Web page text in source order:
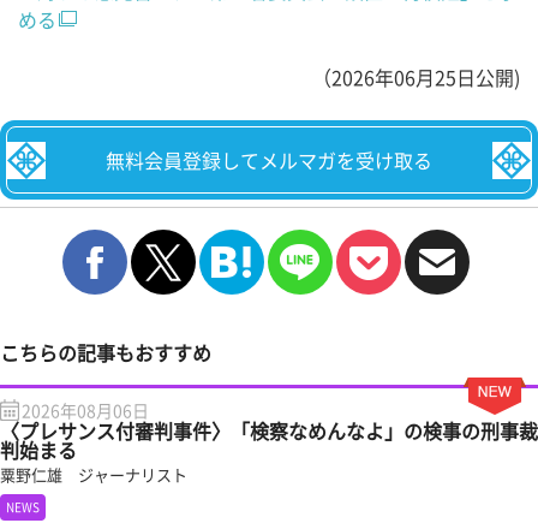
める
（2026年06月25日公開)
無料会員登録してメルマガを受け取る
こちらの記事もおすすめ
2026年08月06日
〈プレサンス付審判事件〉「検察なめんなよ」の検事の刑事裁
判始まる
粟野仁雄 ジャーナリスト
NEWS